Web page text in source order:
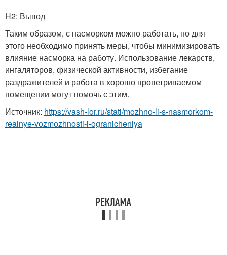
H2: Вывод
Таким образом, с насморком можно работать, но для
этого необходимо принять меры, чтобы минимизировать
влияние насморка на работу. Использование лекарств,
ингаляторов, физической активности, избегание
раздражителей и работа в хорошо проветриваемом
помещении могут помочь с этим.
Источник: https://vash-lor.ru/stati/mozhno-li-s-nasmorkom-
realnye-vozmozhnosti-i-ogranicheniya